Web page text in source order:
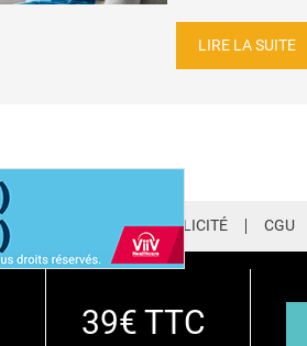
LIRE LA SUITE
NOUS ? PUBLICITÉ CGU
39€ TTC